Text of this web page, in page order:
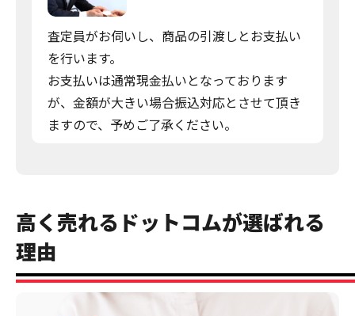
査定員がお伺いし、商品の引渡しとお支払い
を行います。
お支払いは通常現金払いとなっております
が、金額が大きい場合振込対応とさせて頂き
ますので、予めご了承ください。
高く売れるドットコムが選ばれる
理由